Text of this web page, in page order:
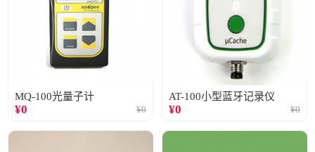
MQ-100光量子计
¥0 ¥0
AT-100小型蓝牙记录仪
¥0 ¥0